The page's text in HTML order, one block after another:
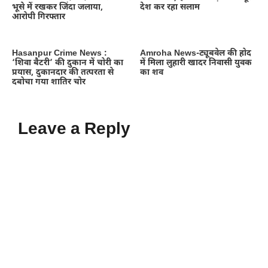
भूसे में रखकर जिंदा जलाया,
आरोपी गिरफ्तार
देश कर रहा सलाम
Hasanpur Crime News :
‘शिवा बैटरी’ की दुकान में चोरी का
प्रयास, दुकानदार की तत्परता से
दबोचा गया शातिर चोर
Amroha News-ट्यूबवेल की होद
में मिला लुहारी खादर निवासी युवक
का शव
Leave a Reply